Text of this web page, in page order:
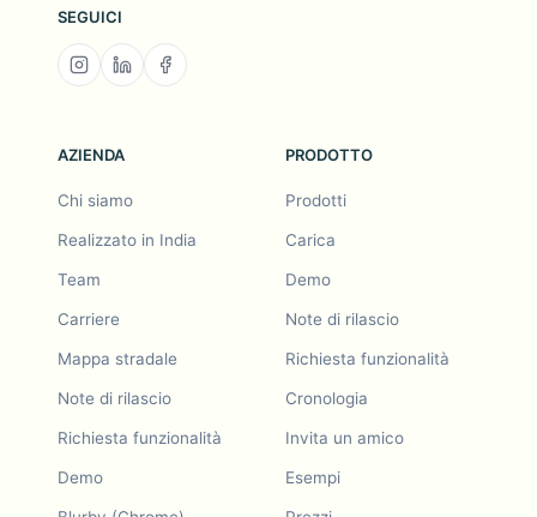
SEGUICI
AZIENDA
Chi siamo
Realizzato in India
Team
Carriere
Mappa stradale
Note di rilascio
Richiesta funzionalità
Demo
PRODOTTO
Prodotti
Carica
Demo
Note di rilascio
Richiesta funzionalità
Cronologia
Invita un amico
Esempi